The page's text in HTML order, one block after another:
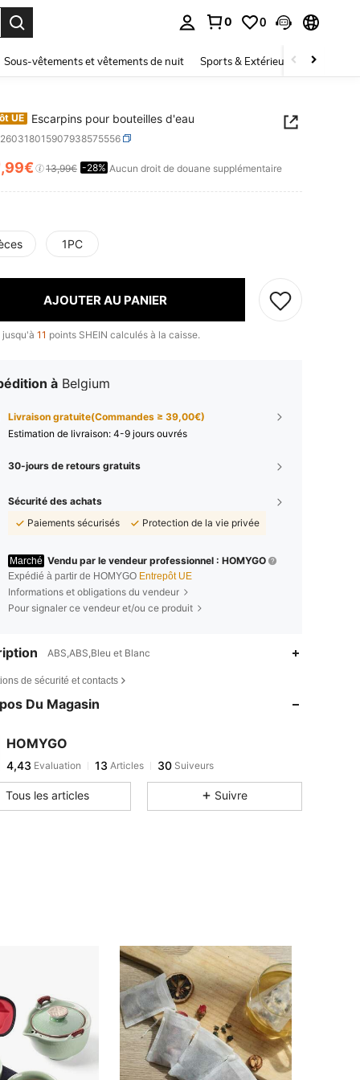
0 0
Sous-vêtements et vêtements de nuit Sports & Extérieur Enfants
UE Escarpins pour bouteilles d'eau
AND AVAILABILITY
,99€ 13,99€ -28% Aucun droit de douane supplémentaire
1PC
AJOUTER AU PANIER
jusqu'à 11 points SHEIN calculés à la caisse.
à Belgium
Livraison gratuite(Commandes ≥ 39,00€)
Estimation de livraison: 4-9 jours ouvrés
30-jours de retours gratuits
Sécurité des achats
Paiements sécurisés
Protection de la vie privée
Marché Vendu par le vendeur professionnel : HOMYGO
Expédié à partir de HOMYGO Entrepôt UE
Informations et obligations du vendeur
Pour signaler ce vendeur et/ou ce produit
ABS,ABS,Bleu et Blanc
de sécurité et contacts
Du Magasin
HOMYGO
4,43 Evaluation 13 Articles 30 Suiveurs
Tous les articles Suivre